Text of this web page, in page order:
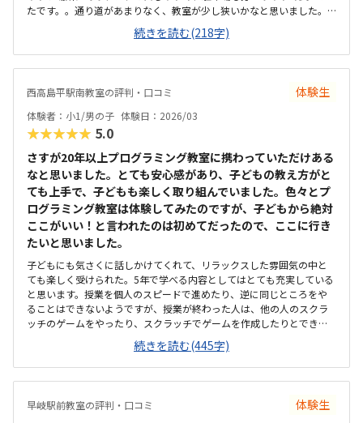
たです。。通り道があまりなく、教室が少し狭いかなと思いました。
もう少し広いと良いとおもいます。他のプログラミング教室よりは安
いかと思いますが、月2回なので、月4回あるといいなと思いました。
続きを読む(218字)
西高島平駅南教室の評判・口コミ 体験生
体験者：小1/男の子 体験日：2026/03
★★★★★ 5.0
さすが20年以上プログラミング教室に携わっていただけある
なと思いました。とても安心感があり、子どもの教え方がと
ても上手で、子どもも楽しく取り組んでいました。色々とプ
ログラミング教室は体験してみたのですが、子どもから絶対
ここがいい！と言われたのは初めてだったので、ここに行き
たいと思いました。
子どもにも気さくに話しかけてくれて、リラックスした雰囲気の中と
ても楽しく受けられた。5年で学べる内容としてはとても充実している
と思います。授業を個人のスピードで進めたり、逆に同じところをや
ることはできないようですが、授業が終わった人は、他の人のスクラ
ッチのゲームをやったり、スクラッチでゲームを作成したりとできる
ようなので、いいかな思います。西高島平駅からも5分くらいと近く、
家からも歩いて通える距離なので、近くてよかったです。リラックス
した雰囲気で、子どもも楽しそうでした。先生も気さくで、説明もと
ても分かりやすかったです。プログラミング教室は、10000円くらいだ
ても有り難いです。1日のカリキュラムが終わったら、スクラッチでゲ
続きを読む(445字)
早岐駅前教室の評判・口コミ 体験生